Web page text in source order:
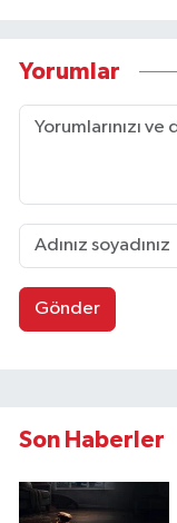
Yorumlar
Gönder
Son Haberler